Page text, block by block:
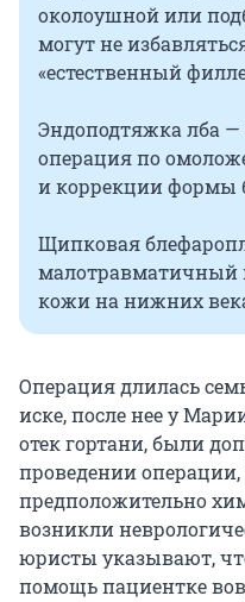
околоушной или
могут не
«естественный
Эндоподтяжка лба
операция по
и коррекции формы
Щипковая
малотравматичный
кожи на нижних
Операция длилась
иске, после нее у
отек гортани, были
проведении
предположительно
возникли
юристы указывают,
помощь пациентке